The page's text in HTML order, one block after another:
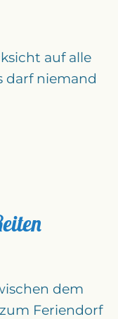
auf alle
darf niemand
dem
Feriendorf